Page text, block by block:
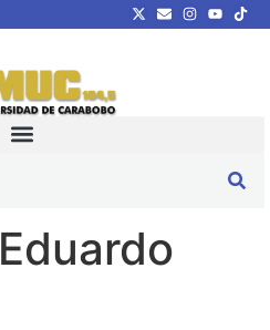
Eduardo